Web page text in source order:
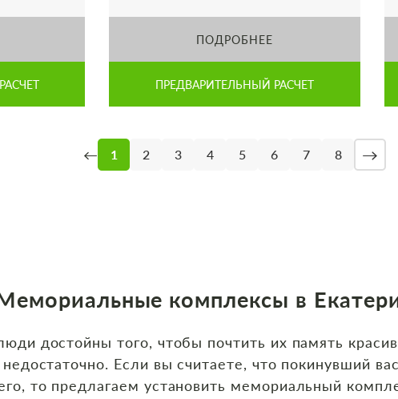
ПОДРОБНЕЕ
ПРЕДВАРИТЕЛЬНЫЙ РАСЧЕТ
← 1 2 3 4 5 6 7 8 →
комплексы в
достойны того, чтобы почтить их память
Если вы считаете, что покинувший
то предлагаем установить мемориальный